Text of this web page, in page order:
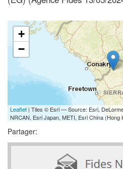
+
−
Leaflet | Tiles © Esri — Source: Esri,
NRCAN, Esri Japan, METI, Esri China (Hong
Partager: